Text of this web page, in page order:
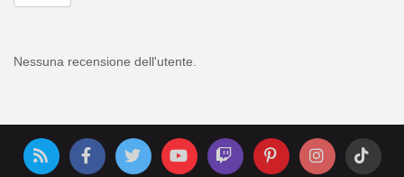
Nessuna recensione dell'utente.